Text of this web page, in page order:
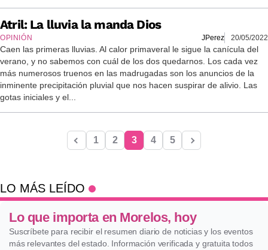
Atril: La lluvia la manda Dios
OPINIÓN JPerez 20/05/2022
Caen las primeras lluvias. Al calor primaveral le sigue la canícula del
verano, y no sabemos con cuál de los dos quedarnos. Los cada vez
más numerosos truenos en las madrugadas son los anuncios de la
inminente precipitación pluvial que nos hacen suspirar de alivio. Las
gotas iniciales y el...
1 2 3 4 5
LO MÁS LEÍDO
Lo que importa en Morelos, hoy
Suscríbete para recibir el resumen diario de noticias y los eventos
más relevantes del estado. Información verificada y gratuita todos